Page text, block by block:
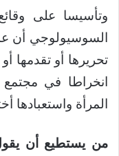
وتأسيسا على
السوسيولوجي أن
تحريرها أو تقدمها أو
انخراطا في
المرأة واستعبادها
من يستطيع أن